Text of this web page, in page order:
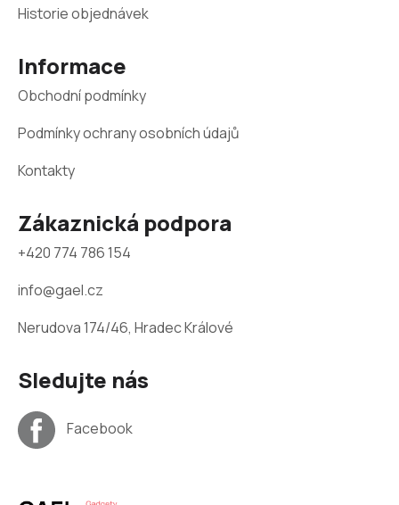
Historie objednávek
Informace
Obchodní podmínky
Podmínky ochrany osobních údajů
Kontakty
Zákaznická podpora
+420 774 786 154
info@gael.cz
Nerudova 174/46, Hradec Králové
Sledujte nás
Facebook